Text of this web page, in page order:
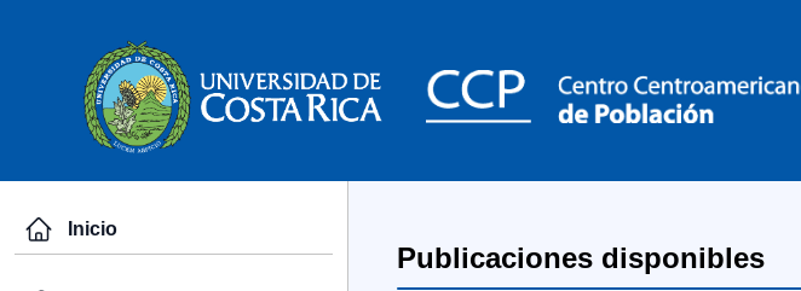
Inicio
Publicaciones disponibles